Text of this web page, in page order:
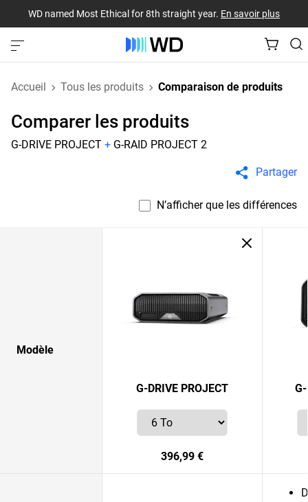
WD named Most Ethical for 8th straight year. En savoir plus
Accueil Tous les produits Comparaison de produits
Comparer les produits
G-DRIVE PROJECT + G-RAID PROJECT 2
Partager
N’afficher que les différences
Modèle
G-DRIVE PROJECT
396,99 €